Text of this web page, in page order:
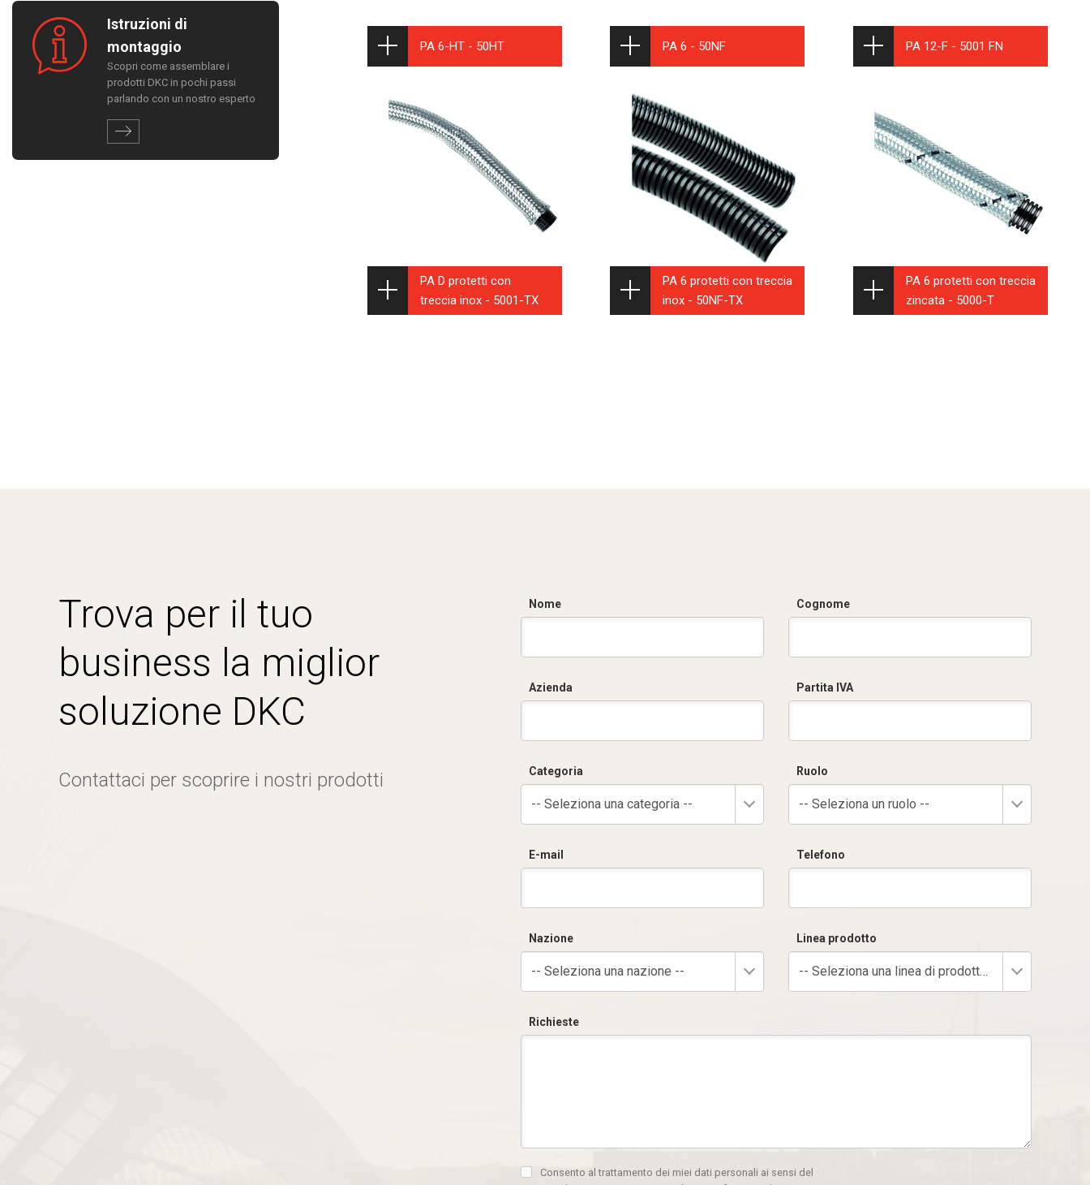
Istruzioni di
montaggio
Scopri come assemblare i
prodotti DKC in pochi passi
parlando con un nostro esperto
PA 6-HT - 50HT PA 6 - 50NF PA 12-F - 5001 FN
PA D protetti con
treccia inox - 5001-TX
PA 6 protetti con treccia
inox - 50NF-TX
PA 6 protetti con treccia
zincata - 5000-T
Trova per il tuo
business la miglior
soluzione DKC
Contattaci per scoprire i nostri prodotti
Nome Cognome
Azienda Partita IVA
Categoria
-- Seleziona una categoria --
Ruolo
-- Seleziona un ruolo --
E-mail Telefono
Nazione
-- Seleziona una nazione --
Linea prodotto
-- Seleziona una linea di prodotto --
Richieste
Consento al trattamento dei miei dati personali ai sensi del